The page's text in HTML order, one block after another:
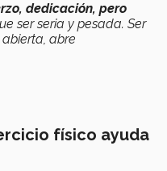
dedicación, pero
ser seria y pesada. Ser
abre
físico ayuda